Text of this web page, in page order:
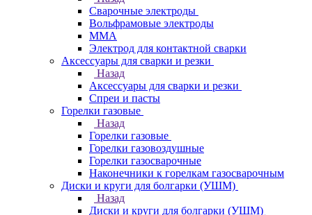
Сварочные электроды
Вольфрамовые электроды
ММА
Электрод для контактной сварки
Аксессуары для сварки и резки
Назад
Аксессуары для сварки и резки
Спреи и пасты
Горелки газовые
Назад
Горелки газовые
Горелки газовоздушные
Горелки газосварочные
Наконечники к горелкам газосварочным
Диски и круги для болгарки (УШМ)
Назад
Диски и круги для болгарки (УШМ)